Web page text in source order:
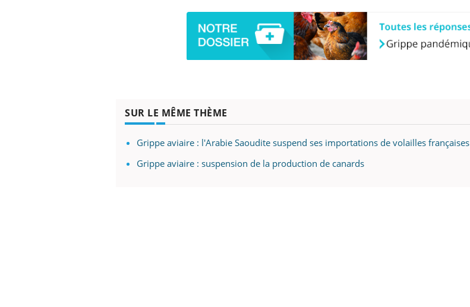
SUR LE MÊME THÈME
Grippe aviaire : l'Arabie Saoudite suspend ses importations de volailles françaises
Grippe aviaire : suspension de la production de canards